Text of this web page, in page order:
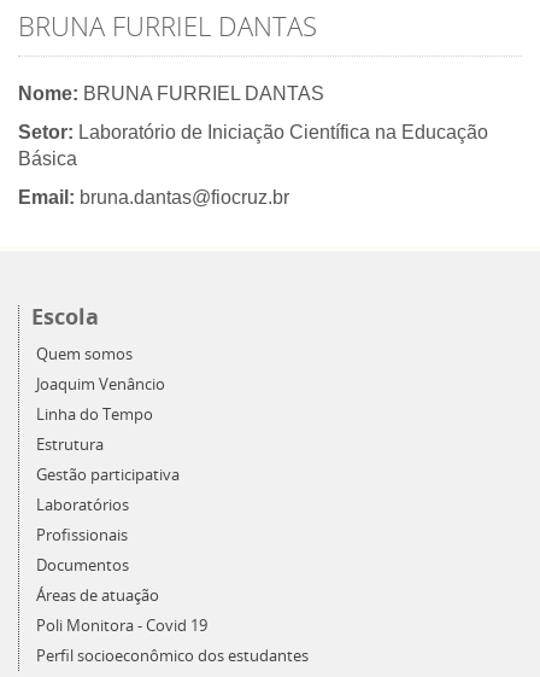
BRUNA FURRIEL DANTAS
Nome: BRUNA FURRIEL DANTAS
Setor: Laboratório de Iniciação Científica na Educação
Básica
Email: bruna.dantas@fiocruz.br
Escola
Quem somos
Joaquim Venâncio
Linha do Tempo
Estrutura
Gestão participativa
Laboratórios
Profissionais
Documentos
Áreas de atuação
Poli Monitora - Covid 19
Perfil socioeconômico dos estudantes